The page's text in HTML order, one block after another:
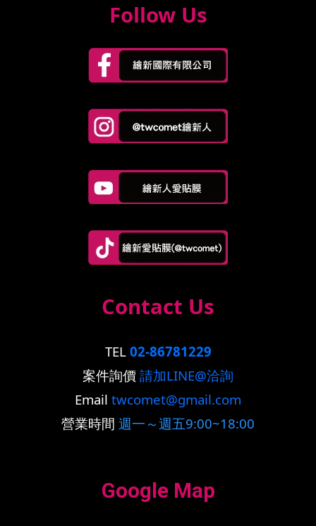
Follow Us
Contact Us
TEL 02-86781229
案件詢價 請加LINE@洽詢
Email twcomet@gmail.com
營業時間 週一～週五9:00~18:00
Google Map